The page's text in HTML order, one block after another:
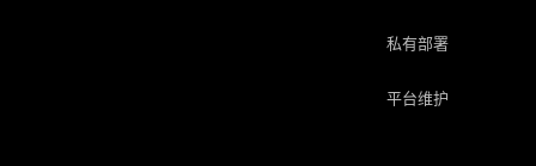
私有部署
平台维护